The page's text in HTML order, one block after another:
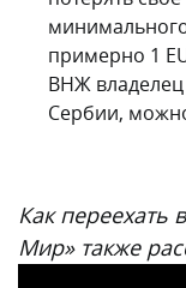
минимального
примерно 1
ВНЖ владелец
Сербии,
Как переехать
Мир» также